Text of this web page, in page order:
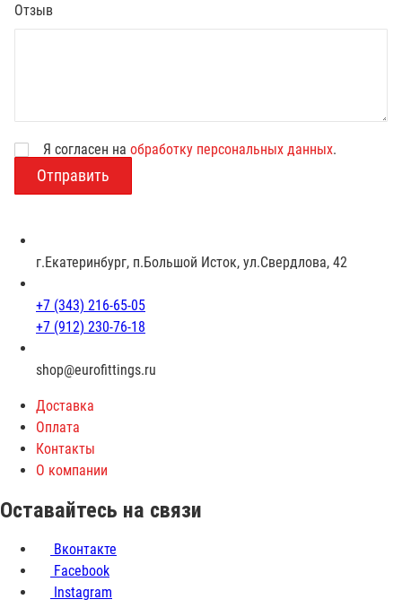
Отзыв
з
Я согласен на обработку персональных данных.
г.Екатеринбург, п.Большой Исток, ул.Свердлова, 42
+7 (343) 216-65-05
+7 (912) 230-76-18
shop@eurofittings.ru
Доставка
Оплата
Контакты
О компании
Оставайтесь на связи
Вконтакте
Facebook
Instagram